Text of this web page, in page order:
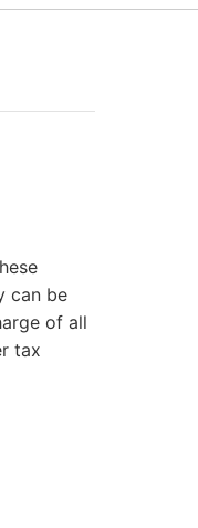
can be
of all
tax